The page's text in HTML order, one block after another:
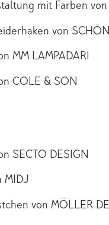
mit Farben
von
MM LAMPADARI
COLE & SON
SECTO DESIGN
MIDJ
von MÖLLER